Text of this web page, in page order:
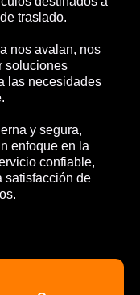
traslado.
nos avalan, nos
soluciones
las necesidades
y segura,
enfoque en la
confiable,
satisfacción de